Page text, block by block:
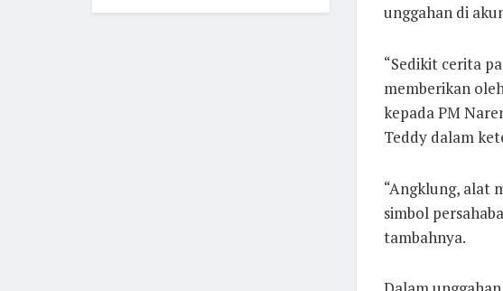
unggahan di
“Sedikit cerita
memberikan
kepada PM
Teddy dalam
“Angklung, alat
simbol
tambahnya.